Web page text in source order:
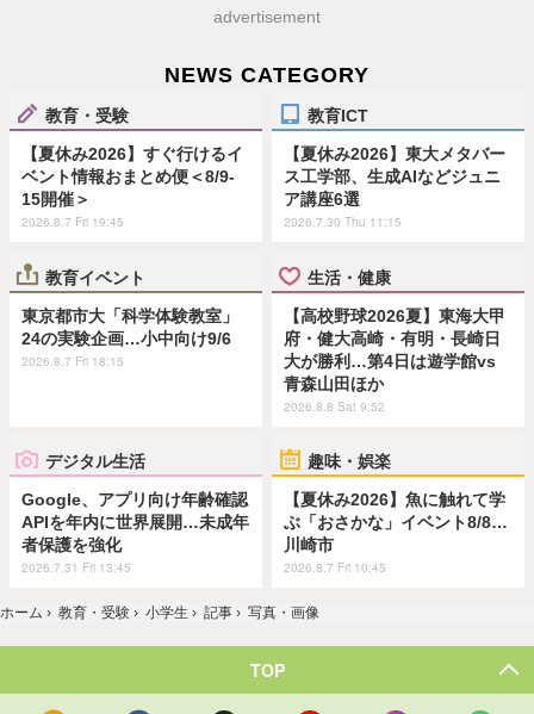
advertisement
NEWS CATEGORY
教育・受験
【夏休み2026】すぐ行けるイ
ベント情報おまとめ便＜8/9-
15開催＞
2026.8.7 Fri 19:45
教育ICT
【夏休み2026】東大メタバー
ス工学部、生成AIなどジュニ
ア講座6選
2026.7.30 Thu 11:15
教育イベント
東京都市大「科学体験教室」
24の実験企画…小中向け9/6
2026.8.7 Fri 18:15
生活・健康
【高校野球2026夏】東海大甲
府・健大高崎・有明・長崎日
大が勝利…第4日は遊学館vs
青森山田ほか
2026.8.8 Sat 9:52
デジタル生活
Google、アプリ向け年齢確認
APIを年内に世界展開…未成年
者保護を強化
2026.7.31 Fri 13:45
趣味・娯楽
【夏休み2026】魚に触れて学
ぶ「おさかな」イベント8/8…
川崎市
2026.8.7 Fri 10:45
ホーム › 教育・受験 › 小学生 › 記事 › 写真・画像
TOP